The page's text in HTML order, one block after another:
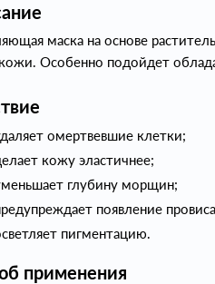
маска на основе
Особенно подойдет
омертвевшие клетки;
кожу эластичнее;
глубину морщин;
появление
пигментацию.
применения